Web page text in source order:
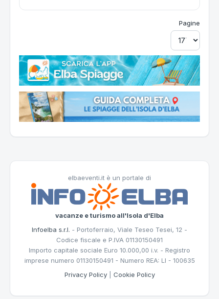
Pagine
elbaeventi.it è un portale di
vacanze e turismo all'Isola d'Elba
Infoelba s.r.l. - Portoferraio, Viale Teseo Tesei, 12 -
Codice fiscale e P.IVA 01130150491
Importo capitale sociale Euro 10.000,00 i.v. - Registro
imprese numero 01130150491 - Numero REA: LI - 100635
Privacy Policy| Cookie Policy